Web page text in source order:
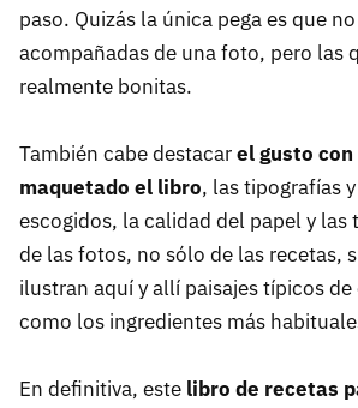
paso. Quizás la única pega es que
acompañadas de una foto, pero las
realmente bonitas.
También cabe destacarel gusto
maquetado el libro, las tipografías
escogidos, la calidad del papel y las
de las fotos, no sólo de las recetas,
ilustran aquí y allí paisajes típicos de
como los ingredientes más
En definitiva, este libro de recetas